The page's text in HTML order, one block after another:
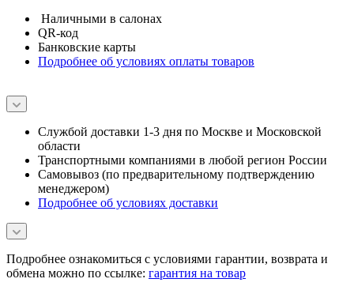
Наличными в салонах
QR-код
Банковские карты
Подробнее об условиях оплаты товаров
Службой доставки 1-3 дня по Москве и Московской
области
Транспортными компаниями в любой регион России
Самовывоз (по предварительному подтверждению
менеджером)
Подробнее об условиях доставки
Подробнее ознакомиться с условиями гарантии, возврата и
обмена можно по ссылке: гарантия на товар